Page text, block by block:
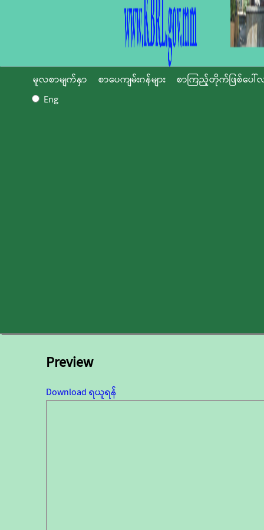
မူလစာမျက်နှာ စာပေကျမ်းဂန်များ
စာကြည့်တိုက်ဖြစ်ပေါ်
Eng
Preview
Download ရယူရန်